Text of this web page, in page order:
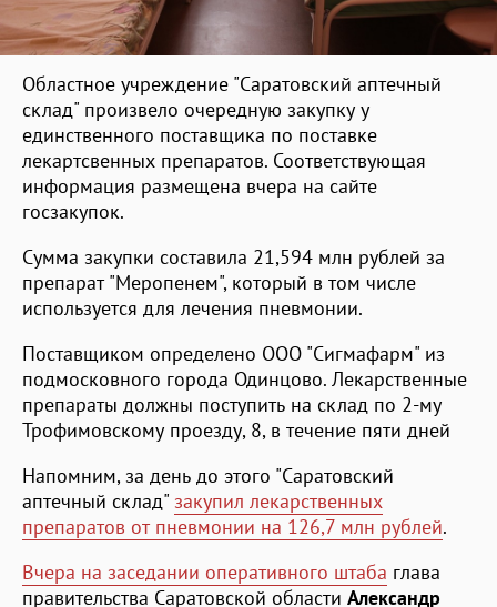
Областное учреждение "Саратовский аптечный
склад" произвело очередную закупку у
единственного поставщика по поставке
лекартсвенных препаратов. Соответствующая
информация размещена вчера на сайте
госзакупок.
Сумма закупки составила 21,594 млн рублей за
препарат "Меропенем", который в том числе
используется для лечения пневмонии.
Поставщиком определено ООО "Сигмафарм" из
подмосковного города Одинцово. Лекарственные
препараты должны поступить на склад по 2-му
Трофимовскому проезду, 8, в течение пяти дней
Напомним, за день до этого "Саратовский
аптечный склад" закупил лекарственных
препаратов от пневмонии на 126,7 млн рублей.
Вчера на заседании оперативного штаба глава
правительства Саратовской области Александр